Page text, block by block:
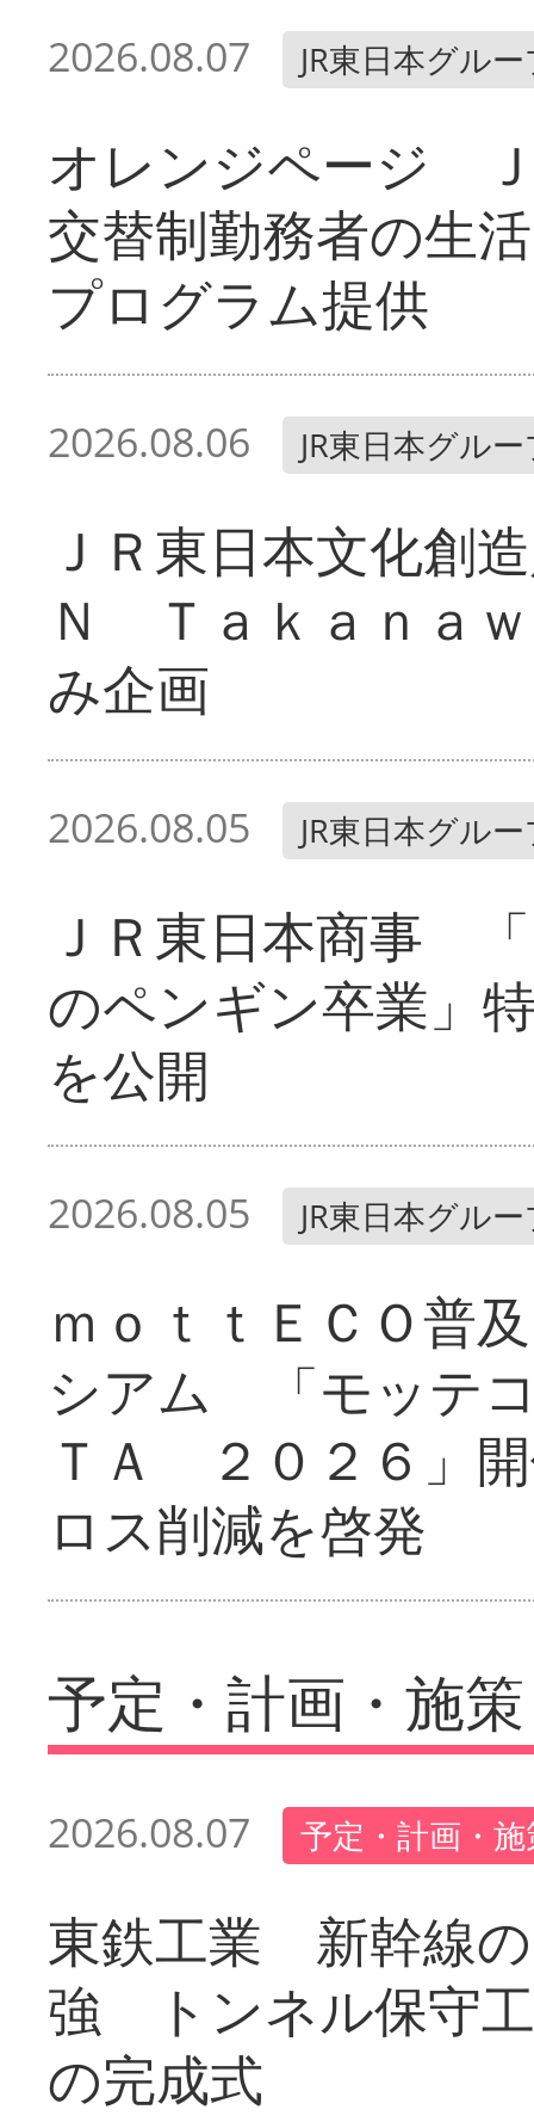
2026.08.07 JR東日本グル
オレンジページ
交替制勤務者の生
プログラム提供
2026.08.06 JR東日本グル
ＪＲ東日本文化創
Ｎ Ｔａｋａｎａ
み企画
2026.08.05 JR東日本グル
ＪＲ東日本商事
のペンギン卒業」
を公開
2026.08.05 JR東日本グル
ｍｏｔｔＥＣＯ普
シアム 「モッテ
ＴＡ ２０２６」
ロス削減を啓発
予定・計画・施策
2026.08.07 予定・計画・
東鉄工業 新幹線
強 トンネル保守
の完成式